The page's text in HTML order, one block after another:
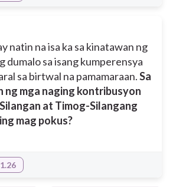
natin na isa ka sa kinatawan ng
dumalo sa isang kumperensya
sa birtwal na pamamaraan.Sa
ng mga naging kontribusyon
at Timog-Silangang
mag pokus?